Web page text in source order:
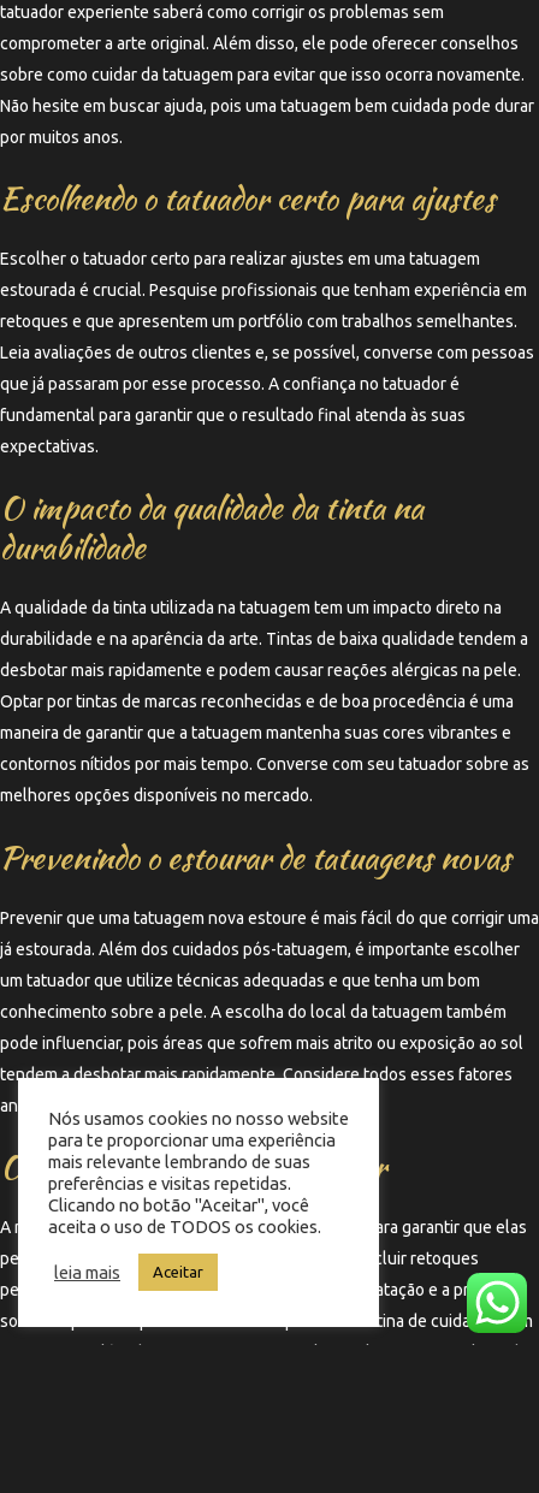
tatuador experiente saberá como corrigir os problemas sem
comprometer a arte original. Além disso, ele pode oferecer conselhos
sobre como cuidar da tatuagem para evitar que isso ocorra novamente.
Não hesite em buscar ajuda, pois uma tatuagem bem cuidada pode durar
por muitos anos.
Escolhendo o tatuador certo para ajustes
Escolher o tatuador certo para realizar ajustes em uma tatuagem
estourada é crucial. Pesquise profissionais que tenham experiência em
retoques e que apresentem um portfólio com trabalhos semelhantes.
Leia avaliações de outros clientes e, se possível, converse com pessoas
que já passaram por esse processo. A confiança no tatuador é
fundamental para garantir que o resultado final atenda às suas
expectativas.
O impacto da qualidade da tinta na
durabilidade
A qualidade da tinta utilizada na tatuagem tem um impacto direto na
durabilidade e na aparência da arte. Tintas de baixa qualidade tendem a
desbotar mais rapidamente e podem causar reações alérgicas na pele.
Optar por tintas de marcas reconhecidas e de boa procedência é uma
maneira de garantir que a tatuagem mantenha suas cores vibrantes e
contornos nítidos por mais tempo. Converse com seu tatuador sobre as
melhores opções disponíveis no mercado.
Prevenindo o estourar de tatuagens novas
Prevenir que uma tatuagem nova estoure é mais fácil do que corrigir uma
já estourada. Além dos cuidados pós-tatuagem, é importante escolher
um tatuador que utilize técnicas adequadas e que tenha um bom
conhecimento sobre a pele. A escolha do local da tatuagem também
pode influenciar, pois áreas que sofrem mais atrito ou exposição ao sol
tendem a desbotar mais rapidamente. Considere todos esses fatores
antes de fazer sua nova tatuagem.
O papel da manutenção regular
A manutenção regular das tatuagens é essencial para garantir que elas
permaneçam bonitas e bem definidas. Isso pode incluir retoques
periódicos e cuidados contínuos com a pele. A hidratação e a proteção
solar são práticas que devem ser incorporadas à rotina de cuidados com
Nós usamos cookies no nosso website
para te proporcionar uma experiência
mais relevante lembrando de suas
preferências e visitas repetidas.
Clicando no botão "Aceitar", você
aceita o uso de TODOS os cookies.
leia mais Aceitar